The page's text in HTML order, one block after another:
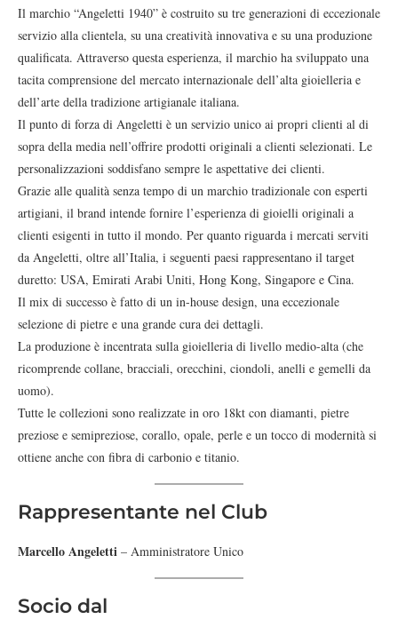
Il marchio “Angeletti 1940” è costruito su tre generazioni di eccezionale
servizio alla clientela, su una creatività innovativa e su una produzione
qualificata. Attraverso questa esperienza, il marchio ha sviluppato una
tacita comprensione del mercato internazionale dell’alta gioielleria e
dell’arte della tradizione artigianale italiana.
Il punto di forza di Angeletti è un servizio unico ai propri clienti al di
sopra della media nell’offrire prodotti originali a clienti selezionati. Le
personalizzazioni soddisfano sempre le aspettative dei clienti.
Grazie alle qualità senza tempo di un marchio tradizionale con esperti
artigiani, il brand intende fornire l’esperienza di gioielli originali a
clienti esigenti in tutto il mondo. Per quanto riguarda i mercati serviti
da Angeletti, oltre all’Italia, i seguenti paesi rappresentano il target
duretto: USA, Emirati Arabi Uniti, Hong Kong, Singapore e Cina.
Il mix di successo è fatto di un in-house design, una eccezionale
selezione di pietre e una grande cura dei dettagli.
La produzione è incentrata sulla gioielleria di livello medio-alta (che
ricomprende collane, bracciali, orecchini, ciondoli, anelli e gemelli da
uomo).
Tutte le collezioni sono realizzate in oro 18kt con diamanti, pietre
preziose e semipreziose, corallo, opale, perle e un tocco di modernità si
ottiene anche con fibra di carbonio e titanio.
Rappresentante nel Club
Marcello Angeletti – Amministratore Unico
Socio dal